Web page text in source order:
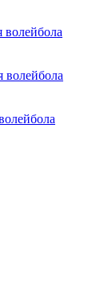
волейбола